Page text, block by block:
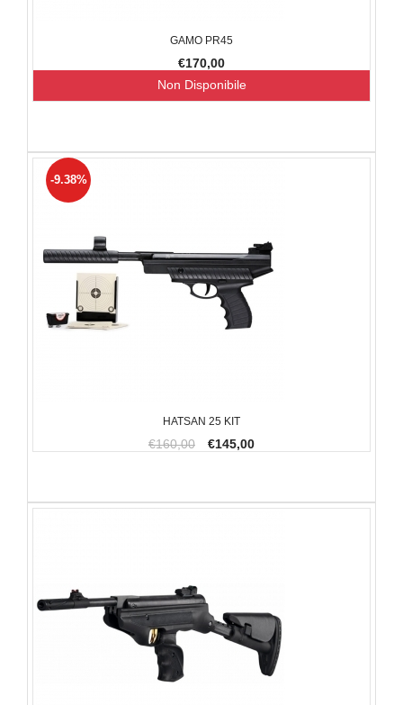
GAMO PR45
€170,00
Non Disponibile
HATSAN 25 KIT
€160,00 €145,00
-9.38%